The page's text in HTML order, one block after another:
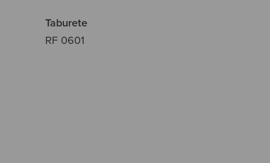
Taburete
RF 0601